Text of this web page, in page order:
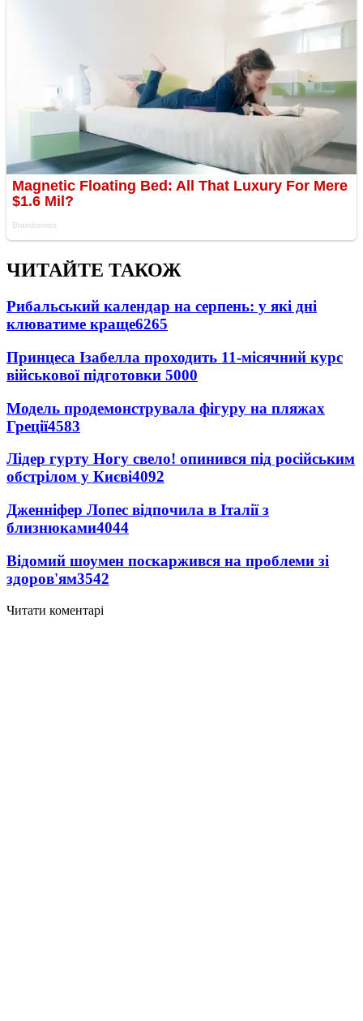
ЧИТАЙТЕ ТАКОЖ
Рибальський календар на серпень: у які дні
клюватиме краще6265
Принцеса Ізабелла проходить 11-місячний курс
військової підготовки 5000
Модель продемонструвала фігуру на пляжах
Греції4583
Лідер гурту Ногу свело! опинився під російським
обстрілом у Києві4092
Дженніфер Лопес відпочила в Італії з
близнюками4044
Відомий шоумен поскаржився на проблеми зі
здоров'ям3542
Читати коментарі